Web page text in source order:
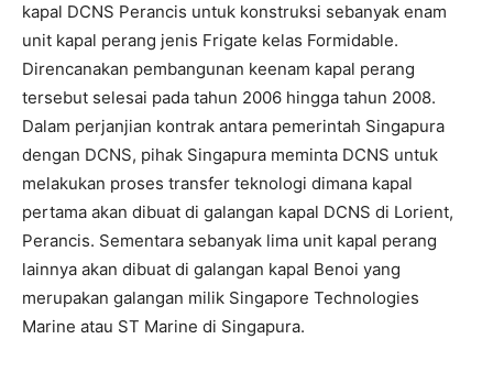
kapal DCNS Perancis untuk konstruksi sebanyak enam
unit kapal perang jenis Frigate kelas Formidable.
Direncanakan pembangunan keenam kapal perang
tersebut selesai pada tahun 2006 hingga tahun 2008.
Dalam perjanjian kontrak antara pemerintah Singapura
dengan DCNS, pihak Singapura meminta DCNS untuk
melakukan proses transfer teknologi dimana kapal
pertama akan dibuat di galangan kapal DCNS di Lorient,
Perancis. Sementara sebanyak lima unit kapal perang
lainnya akan dibuat di galangan kapal Benoi yang
merupakan galangan milik Singapore Technologies
Marine atau ST Marine di Singapura.